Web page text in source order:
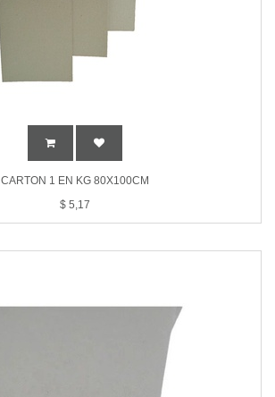
CARTON 1 EN KG 80X100CM
$ 5,17